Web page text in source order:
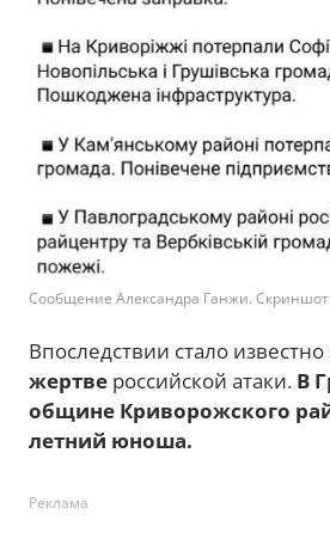
Сообщение Александра Ганжи.
Впоследствии стало
жертве российской атаки. В
общине Криворожского
летний юноша.
Реклама